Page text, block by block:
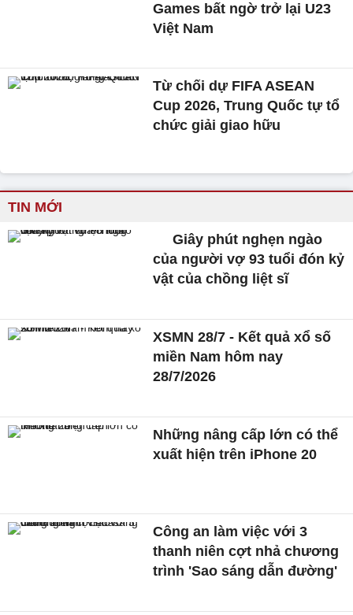
Games bất ngờ trở lại U23
Việt Nam
Từ chối dự FIFA ASEAN
Cup 2026, Trung Quốc tự tổ
chức giải giao hữu
TIN MỚI
Giây phút nghẹn ngào
của người vợ 93 tuổi đón kỷ
vật của chồng liệt sĩ
XSMN 28/7 - Kết quả xổ số
miền Nam hôm nay
28/7/2026
Những nâng cấp lớn có thể
xuất hiện trên iPhone 20
Công an làm việc với 3
thanh niên cợt nhả chương
trình 'Sao sáng dẫn đường'